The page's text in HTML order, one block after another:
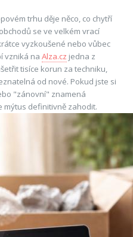
trhu děje něco, co chytří
se ve velkém vrací
vyzkoušené nebo vůbec
vzniká na Alza.cz jedna z
tisíce korun za techniku,
od nové. Pokud jste si
"zánovní" znamená
mýtus definitivně zahodit.